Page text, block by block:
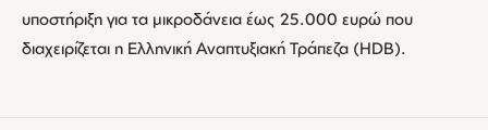
υποστήριξη για τα μικροδάνεια έως 25.000 ευρώ που
διαχειρίζεται η Ελληνική Αναπτυξιακή Τράπεζα (HDB).